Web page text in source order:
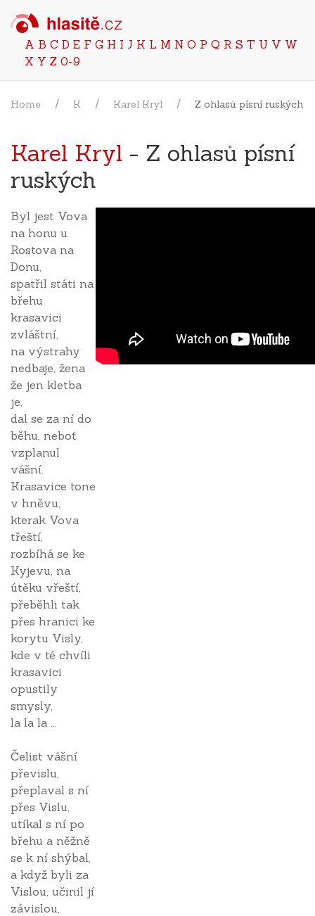
A B C D E F G H I J K L M N O P Q R S T U V W
X Y Z 0-9
Home K Karel Kryl Z ohlasů písní ruských
Karel Kryl - Z ohlasů písní
ruských
Byl jest Vova
na honu u
Rostova na
Donu,
spatřil státi na
břehu
krasavici
zvláštní,
na výstrahy
nedbaje, žena
že jen kletba
je,
dal se za ní do
běhu, neboť
vzplanul
vášní.
Krasavice tone
v hněvu,
kterak Vova
třeští,
rozbíhá se ke
Kyjevu, na
útěku vřeští,
přeběhli tak
přes hranici ke
korytu Visly,
kde v té chvíli
krasavici
opustily
smysly,
la la la ...
Čelist vášní
převislu,
přeplaval s ní
přes Vislu,
utíkal s ní po
břehu a něžně
se k ní shýbal,
a když byli za
Vislou, učinil jí
závislou,